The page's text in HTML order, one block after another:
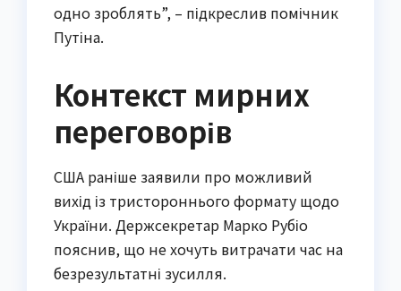
одно зроблять”, – підкреслив помічник
Путіна.
Контекст мирних
переговорів
США раніше заявили про можливий
вихід із тристороннього формату щодо
України. Держсекретар Марко Рубіо
пояснив, що не хочуть витрачати час на
безрезультатні зусилля.